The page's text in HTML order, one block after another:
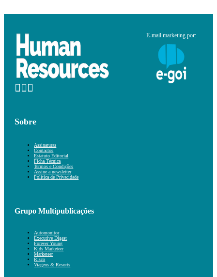
E-mail marketing por:
Sobre
Assinaturas
Contactos
Estatuto Editorial
Ficha Técnica
Termos e Condições
Assine a newsletter
Política de Privacidade
Grupo Multipublicações
Automonitor
Executive Digest
Forever Young
Kids Marketeer
Marketeer
Risco
Viagens & Resorts